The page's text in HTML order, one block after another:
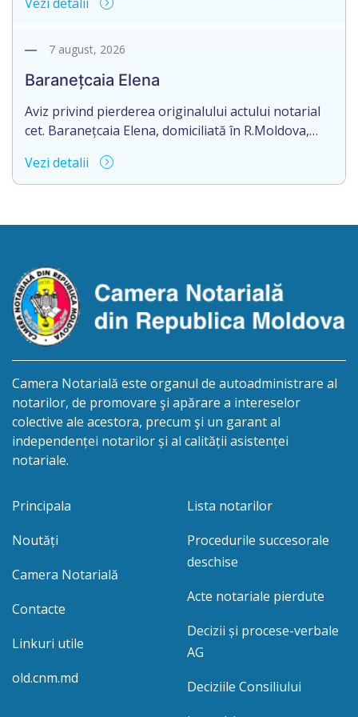
pierderea originalului actului notarial: contract de
autentificat de notarul Nimerenco Silvia.
7 august, 2026
Baranețcaia Elena
Aviz privind pierderea originalului actului notarial
cet. Baranețcaia Elena, domiciliată în R.Moldova,
pierderea originalului actului notarial: contract de
vînzare-cumpărare nr.9324 din 11.08.2017
Vezi detalii
Camera Notarială este organul de autoadministrare al
notarilor, de promovare şi apărare a intereselor
colective ale acestora, precum şi un garant al
independenței notarilor și al calității asistenței
notariale.
Principala
Noutăți
Camera Notarială
Contacte
Linkuri utile
old.cnm.md
Lista notarilor
Procedurile succesorale
deschise
Acte notariale pierdute
Decizii și procese-verbale
AG
Deciziile Consiliului